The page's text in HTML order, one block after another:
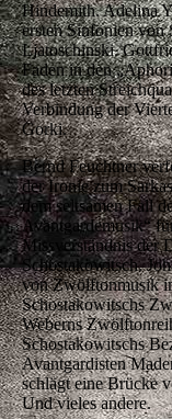
Hindemith. Adelina
ersten Sinfonien von
Ljatoschinski.
Faden in den
des letzten
Verbindung der
Gorki.
Bernd Feuchtner
der Ironie zum
dem seltsamen Fall
Avantgardemusik“
Missverständnis der
Schostakowitsch.
von Zwölftonmusik
Schostakowitschs
Weberns
Schostakowitschs
Avantgardisten
schlägt eine Brücke
Und vieles andere.